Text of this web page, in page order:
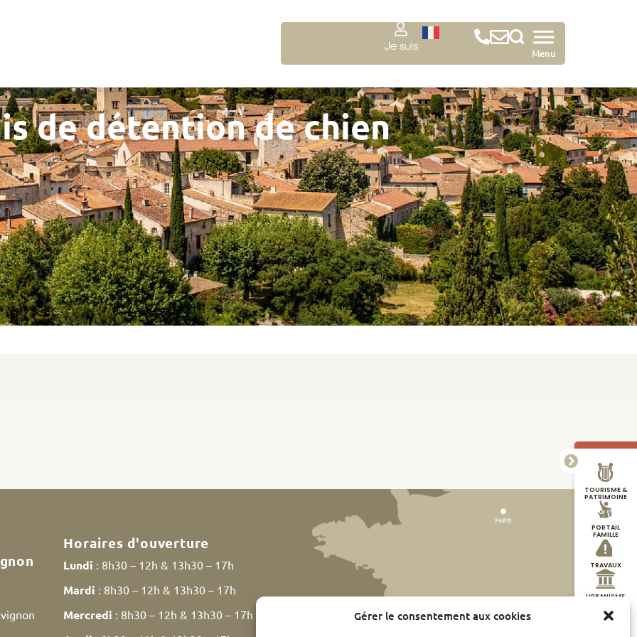
Gérer le consentement aux cookies
Menu
Je suis
de détention de chien
TOURISME &
PATRIMOINE
PORTAIL
FAMILLE
TRAVAUX
URBANISME
Horaires d'ouverture
Lundi : 8h30 – 12h & 13h30 – 17h
Mardi : 8h30 – 12h & 13h30 – 17h
Mercredi : 8h30 – 12h & 13h30 – 17h